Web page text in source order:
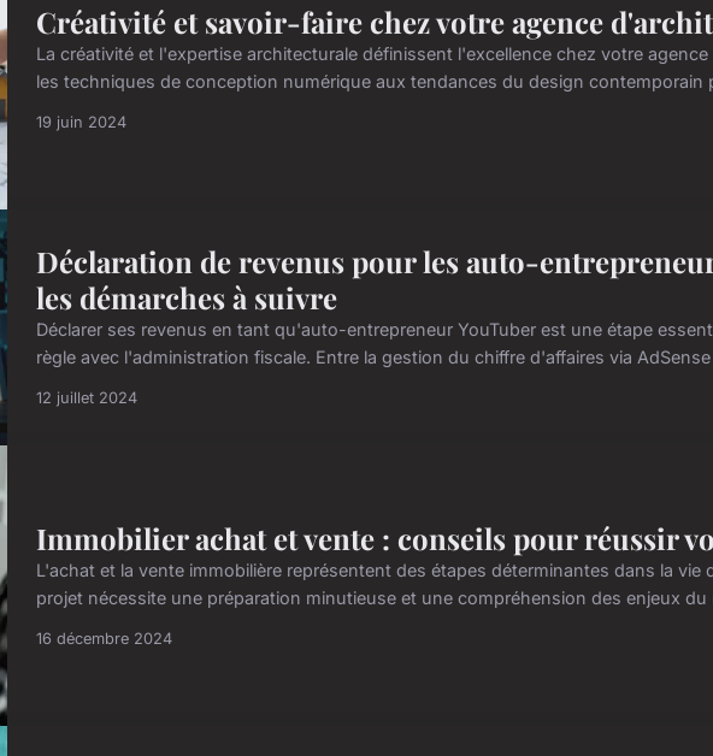
Créativité et savoir-faire chez votre agence
La créativité et l'expertise architecturale définissent l'excellence chez votre
les techniques de conception numérique aux tendances du design contemporain
19 juin 2024
Déclaration de revenus pour les auto-
les démarches à suivre
Déclarer ses revenus en tant qu'auto-entrepreneur YouTuber est une étape
règle avec l'administration fiscale. Entre la gestion du chiffre d'affaires via
12 juillet 2024
Immobilier achat et vente : conseils pour réussir
L'achat et la vente immobilière représentent des étapes déterminantes dans la vie
projet nécessite une préparation minutieuse et une compréhension des enjeux du
16 décembre 2024